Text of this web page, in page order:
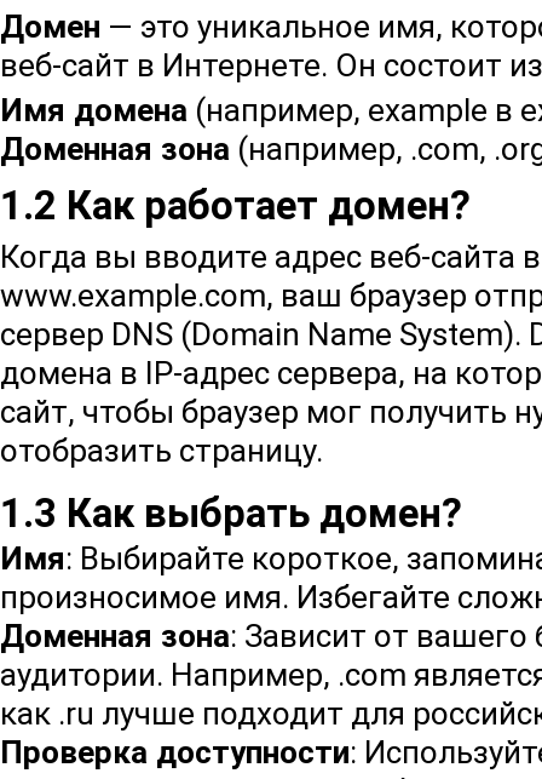
Домен — это уникальное имя,
веб-сайт в Интернете. Он состоит
Имя домена (например, example в
Доменная зона (например, .com,
1.2 Как работает домен?
Когда вы вводите адрес веб-сайта
www.example.com, ваш браузер
сервер DNS (Domain Name System).
домена в IP-адрес сервера, на
сайт, чтобы браузер мог получить
отобразить страницу.
1.3 Как выбрать домен?
Имя: Выбирайте короткое,
произносимое имя. Избегайте
Доменная зона: Зависит от вашего
аудитории. Например, .com
как .ru лучше подходит для
Проверка доступности: